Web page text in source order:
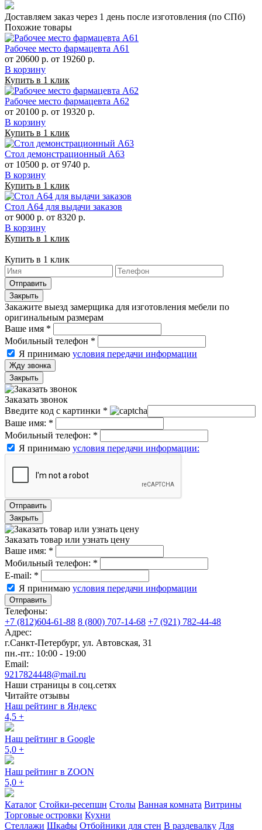
Доставляем заказ через 1 день после изготовления (по СПб)
Похожие товары
Рабочее место фармацевта А61
от 20600 р. от 19260 р.
В корзину
Купить в 1 клик
Рабочее место фармацевта А62
от 20100 р. от 19320 р.
В корзину
Купить в 1 клик
Стол демонстрационный А63
от 10500 р. от 9740 р.
В корзину
Купить в 1 клик
Стол А64 для выдачи заказов
от 9000 р. от 8320 р.
В корзину
Купить в 1 клик
Купить в 1 клик
Отправить
Закрыть
Закажите выезд замерщика для изготовления мебели по
оригинальным размерам
Ваше имя *
Мобильный телефон *
Я принимаю условия передачи информации
Жду звонка
Закрыть
Заказать звонок
Введите код с картинки *
Ваше имя: *
Мобильный телефон: *
Я принимаю условия передачи информации:
Отправить
Закрыть
Заказать товар или узнать цену
Ваше имя: *
Мобильный телефон: *
E-mail: *
Я принимаю условия передачи информации
Отправить
Телефоны:
+7 (812)604-61-88 8 (800) 707-14-68 +7 (921) 782-44-48
Адрес:
г.Санкт-Петербург, ул. Автовская, 31
пн.-пт.: 10:00 - 19:00
Email:
9217824448@mail.ru
Наши страницы в соц.сетях
Читайте отзывы
Наш рейтинг в Яндекс
4,5 +
Наш рейтинг в Google
5,0 +
Наш рейтинг в ZOON
5,0 +
Каталог Стойки-ресепшн Столы Ванная комната Витрины
Торговые островки Кухни
Стеллажи Шкафы Отбойники для стен В раздевалку Для